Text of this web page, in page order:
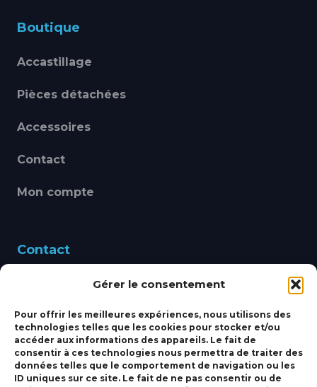
Gérer le consentement
Pour offrir les meilleures expériences, nous utilisons des
technologies telles que les cookies pour stocker et/ou
accéder aux informations des appareils. Le fait de
consentir à ces technologies nous permettra de traiter des
données telles que le comportement de navigation ou les
ID uniques sur ce site. Le fait de ne pas consentir ou de
Boutique
Accastillage
Pièces détachées
Accessoires
Contact
Mon compte
Contact
460 Avenue Alain Le
bbsmarine@bbs-
marine.fr